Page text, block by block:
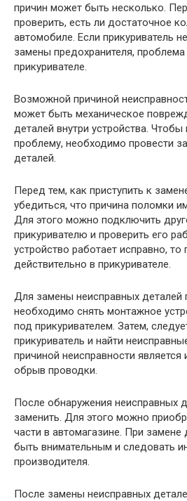
причин может быть несколько.
проверить, есть ли достаточное
автомобиле. Если прикуриватель
замены предохранителя,
прикуривателе.
Возможной причиной
может быть механическое
деталей внутри устройства. Чтобы
проблему, необходимо провести
деталей.
Перед тем, как приступить к
убедиться, что причина поломки
Для этого можно подключить
прикуривателю и проверить его
устройство работает исправно, то
действительно в прикуривателе.
Для замены неисправных деталей
необходимо снять монтажное
под прикуривателем. Затем,
прикуриватель и найти
причиной неисправности является
обрыв проводки.
После обнаружения неисправных
заменить. Для этого можно
части в автомагазине. При
быть внимательным и следовать
производителя.
После замены неисправных